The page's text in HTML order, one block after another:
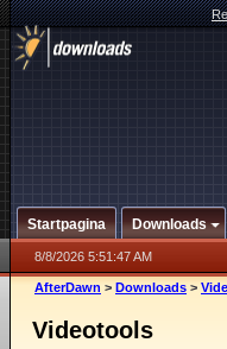
Startpagina Downloads
8/8/2026 5:51:47 AM
AfterDawn > Downloads >
Videotools